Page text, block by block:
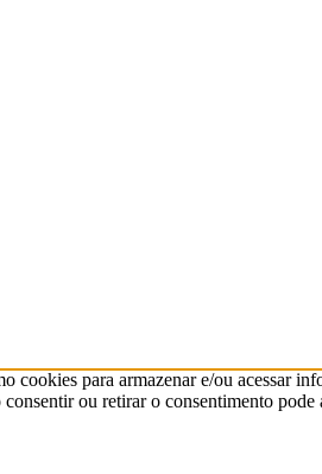
cookies para armazenar e/ou acessar
ou retirar o consentimento pode